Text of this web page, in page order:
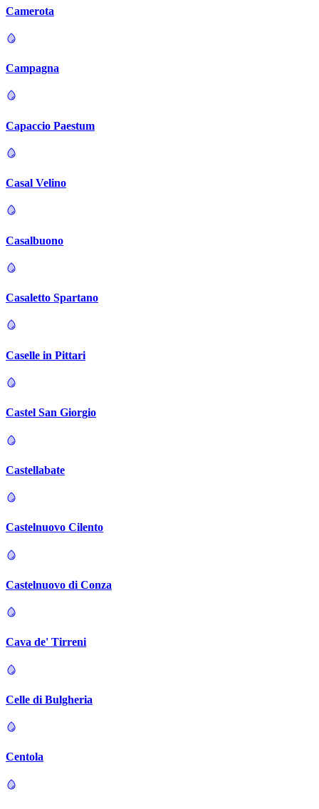
Camerota
Campagna
Capaccio Paestum
Casal Velino
Casalbuono
Casaletto Spartano
Caselle in Pittari
Castel San Giorgio
Castellabate
Castelnuovo Cilento
Castelnuovo di Conza
Cava de' Tirreni
Celle di Bulgheria
Centola